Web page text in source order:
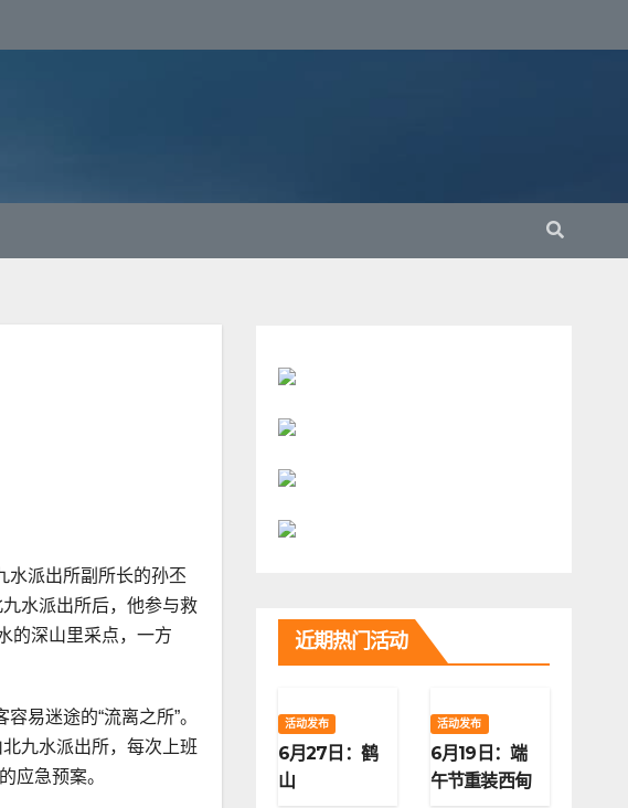
水派出所副所长的孙丕
水派出所后，他参与救
的深山里采点，一方
易迷途的“流离之所”。
九水派出所，每次上班
应急预案。
近期热门活动
活动发布
6月27日：鹤
山
活动发布
6月19日：端
午节重装西甸